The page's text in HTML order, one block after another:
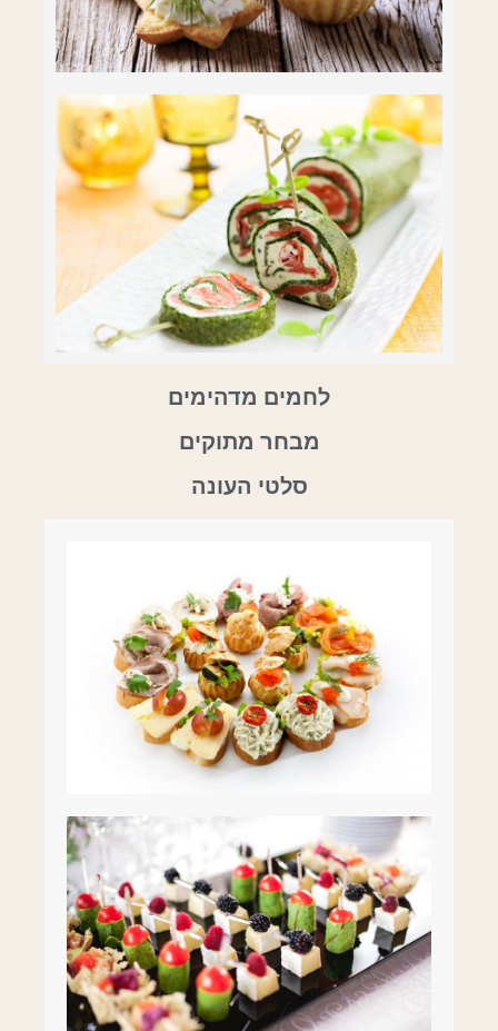
לחמים מדהימים
מבחר מתוקים
סלטי העונה